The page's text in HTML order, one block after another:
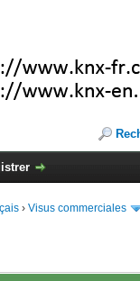
› Visus commerciales